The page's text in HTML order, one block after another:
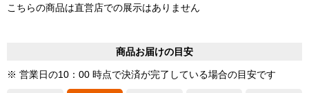
こちらの商品は直営店での展示はありません
商品お届けの目安
※ 営業日の10：00 時点で決済が完了している場合の目安です